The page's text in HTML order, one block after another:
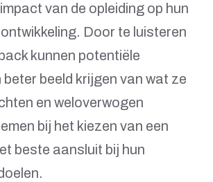
van de opleiding op hun
Door te luisteren
kunnen potentiële
beeld krijgen van wat ze
en weloverwogen
bij het kiezen van een
beste aansluit bij hun